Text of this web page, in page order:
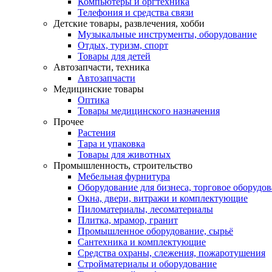
Телефония и средства связи
Детские товары, развлечения, хобби
Музыкальные инструменты, оборудование
Отдых, туризм, спорт
Товары для детей
Автозапчасти, техника
Автозапчасти
Медицинские товары
Оптика
Товары медицинского назначения
Прочее
Растения
Тара и упаковка
Товары для животных
Промышленность, строительство
Мебельная фурнитура
Оборудование для бизнеса, торговое
Окна, двери, витражи и комплектующие
Пиломатериалы, лесоматериалы
Плитка, мрамор, гранит
Промышленное оборудование, сырьё
Сантехника и комплектующие
Средства охраны, слежения, пожаротушения
Стройматериалы и оборудование